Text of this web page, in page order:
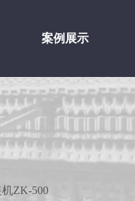
案例展示
ZK-500